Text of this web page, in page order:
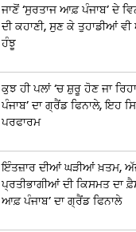
ਜਾਣੋਂ ‘ਸੁਰਤਾਜ ਆਫ਼ ਪੰਜਾਬ’ ਦੇ
ਦੀ ਕਹਾਣੀ, ਸੁਣ ਕੇ ਤੁਹਾਡੀਆਂ
ਹੰਝੂ
ਕੁਝ ਹੀ ਪਲਾਂ ‘ਚ ਸ਼ੁਰੂ ਹੋਣ ਜਾ
ਪੰਜਾਬ’ ਦਾ ਗ੍ਰੈਂਡ ਫਿਨਾਲੇ, ਇਹ
ਪਰਫਾਰਮ
ਇੰਤਜ਼ਾਰ ਦੀਆਂ ਘੜੀਆਂ ਖ਼ਤਮ,
ਪ੍ਰਤੀਭਾਗੀਆਂ ਦੀ ਕਿਸਮਤ ਦਾ
ਆਫ਼ ਪੰਜਾਬ’ ਦਾ ਗ੍ਰੈਂਡ ਫਿਨਾਲੇ